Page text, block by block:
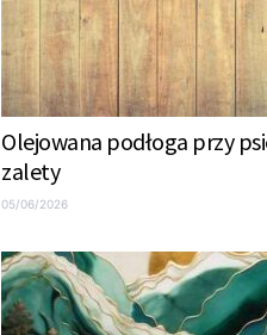
Olejowana podłoga przy
zalety
05/06/2026